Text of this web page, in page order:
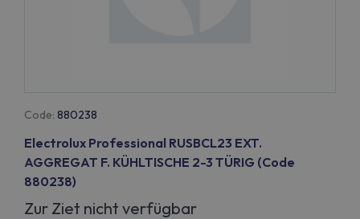
Code: 880238
Electrolux Professional RUSBCL23 EXT.
AGGREGAT F. KÜHLTISCHE 2-3 TÜRIG (Code
880238)
Zur Ziet nicht verfügbar